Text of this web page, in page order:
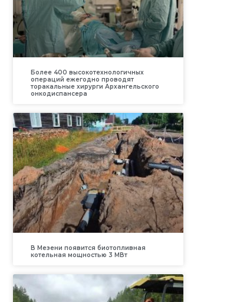
Более 400 высокотехнологичных
операций ежегодно проводят
торакальные хирурги Архангельского
онкодиспансера
В Мезени появится биотопливная
котельная мощностью 3 МВт